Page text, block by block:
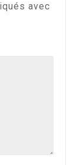
avec